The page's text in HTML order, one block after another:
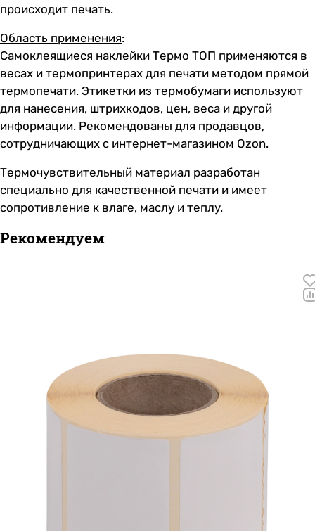
происходит печать.
Область применения:
Самоклеящиеся наклейки Термо ТОП применяются в
весах и термопринтерах для печати методом прямой
термопечати. Этикетки из термобумаги используют
для нанесения, штрихкодов, цен, веса и другой
информации. Рекомендованы для продавцов,
сотрудничающих с интернет-магазином Ozon.
Термочувствительный материал разработан
специально для качественной печати и имеет
сопротивление к влаге, маслу и теплу.
Рекомендуем